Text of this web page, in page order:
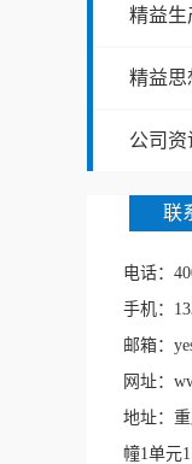
精益生
精益思
公司资
联
电话：
手机：
邮箱：
网址：
地址：
幢1单元